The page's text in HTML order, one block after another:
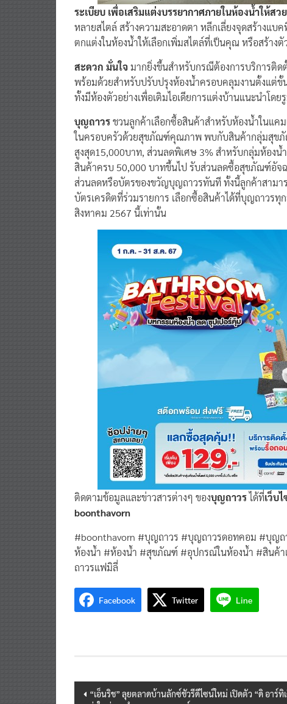
ระเบียบ เพื่อเสริมแต่งบรรยากาศภายในห้องน้ำให้สว
หลายสไตล์ สร้างความสะอาดตา หลีกเลี่ยงจุดสร้างแ
ตกแต่งในห้องน้ำให้เลือกเพิ่มสไตล์ที่เป็นคุณ หรือสร้า
สะดวก มั่นใจมากยิ่งขึ้นสำหรับกรณีต้องการบริการติ
พร้อมด้วยสำหรับปรับปรุงห้องน้ำครอบคลุมงานตั้งแต่
ทั้งมีห้องตัวอย่างเพื่อเติมไอเดียการแต่งบ้านแนะนำโด
บุญถาวรชวนลูกค้าเลือกซื้อสินค้าสำหรับห้องน้ำในแค
ในครอบครัวด้วยสุขภัณฑ์คุณภาพ พบกับสินค้ากลุ่มสุข
สูงสุด15,000บาท, ส่วนลดพิเศษ 3% สำหรับกลุ่มห้องน้
สินค้าครบ 50,000 บาทขึ้นไป รับส่วนลดซื้อสุขภัณฑ์อัจฉ
ส่วนลดหรือบัตรของขวัญบุญถาวรทันที ทั้งนี้ลูกค้าสามา
บัตรเครดิตที่ร่วมรายการ เลือกซื้อสินค้าได้ที่บุญถาวร
สิงหาคม 2567 นี้เท่านั้น
ติดตามข้อมูลและข่าวสารต่างๆ ของบุญถาวรได้ที่เว็บ
boonthavorn
#boonthavorn #บุญถาวร #บุญถาวรดอทคอม #บุญถ
ห้องน้ำ #ห้องน้ำ #สุขภัณฑ์ #อุปกรณ์ในห้องน้ำ #สินค้
ถาวรแฟมิลี่
Facebook Twitter Line
Post
“เอ็นริช” ลุยตลาดบ้านลักซ์ชัวรีดีไซน์ใหม่ เปิดตัว “ดิ อาร์